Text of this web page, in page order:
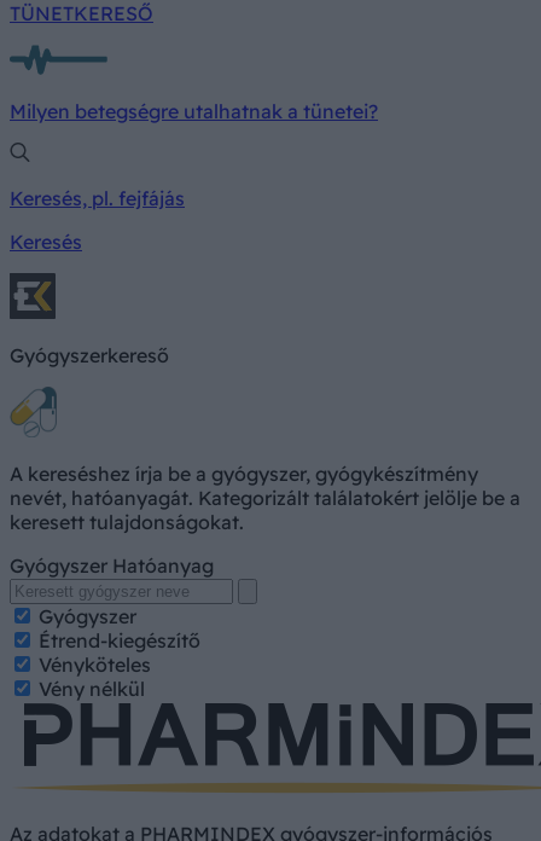
TÜNETKERESŐ
Milyen betegségre utalhatnak a tünetei?
Keresés, pl. fejfájás
Keresés
Gyógyszerkereső
A kereséshez írja be a gyógyszer, gyógykészítmény
nevét, hatóanyagát. Kategorizált találatokért jelölje be a
keresett tulajdonságokat.
Gyógyszer Hatóanyag
Gyógyszer
Étrend-kiegészítő
Vényköteles
Vény nélkül
Az adatokat a PHARMINDEX gyógyszer-információs